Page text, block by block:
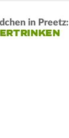
in Preetz: